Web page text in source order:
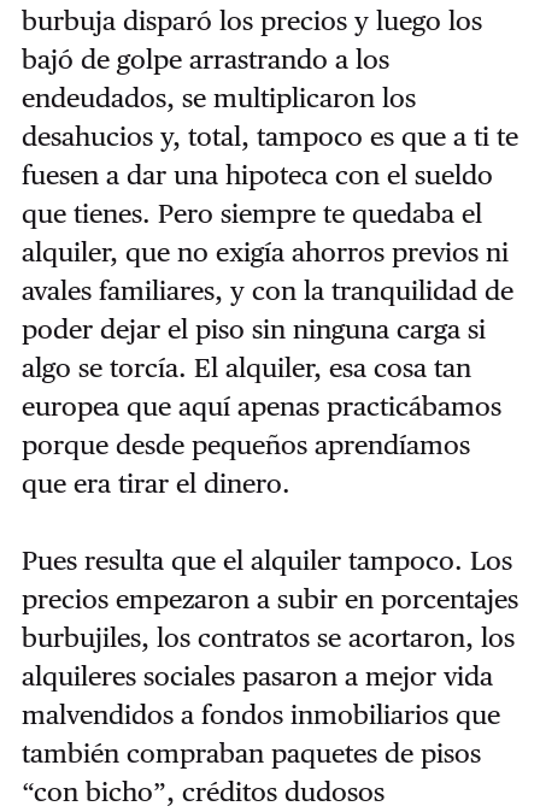
burbuja disparó los precios y luego los
bajó de golpe arrastrando a los
endeudados, se multiplicaron los
desahucios y, total, tampoco es que a ti te
fuesen a dar una hipoteca con el sueldo
que tienes. Pero siempre te quedaba el
alquiler, que no exigía ahorros previos ni
avales familiares, y con la tranquilidad de
poder dejar el piso sin ninguna carga si
algo se torcía. El alquiler, esa cosa tan
europea que aquí apenas practicábamos
porque desde pequeños aprendíamos
que era tirar el dinero.
Pues resulta que el alquiler tampoco. Los
precios empezaron a subir en porcentajes
burbujiles, los contratos se acortaron, los
alquileres sociales pasaron a mejor vida
malvendidos a fondos inmobiliarios que
también compraban paquetes de pisos
“con bicho”, créditos dudosos